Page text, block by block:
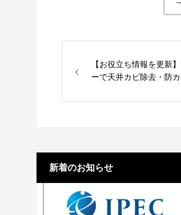
【お役立ち情報を更新
ーで天井カビ除去・防
新着のお知らせ